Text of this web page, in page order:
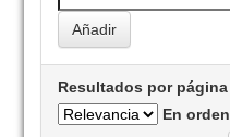
Resultados por página
En orden